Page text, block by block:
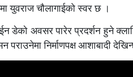
युवराज चौलागाईको स्वर छ ।
डेको अवसर पारेर प्रदर्शन हुने
पराउनेमा निर्माणपक्ष आशाबादी